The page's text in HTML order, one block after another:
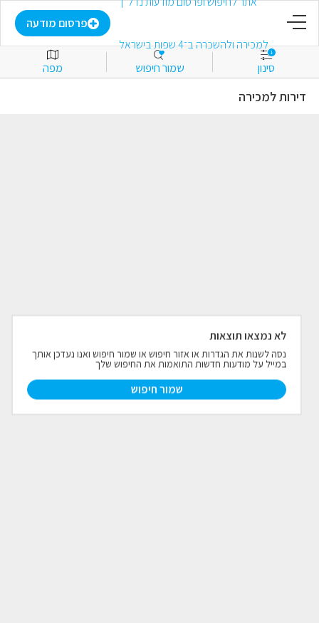
פרסום מודעה
פרסום מודעה
מסחרי
פרויקטים חדשים
נדל"ן בחו"ל
1
סינון שמור חיפוש מפה
דירות למכירה
לא נמצאו תוצאות
נסה לשנות את הגדרות או אזור חיפוש או שמור חיפוש ואנו נעדכן אותך
במייל על מודעות חדשות התואמות את החיפוש שלך
שמור חיפוש